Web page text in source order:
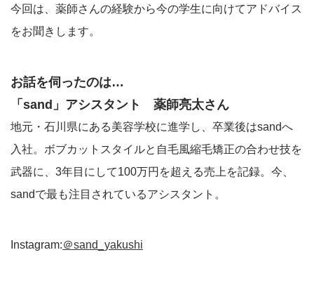
今回は、薬師さんの経験から今の学生に向けてアドバイス
をお聞きします。
お話を伺ったのは…
「sand」アシスタント 薬師亮太さん
地元・石川県にある美容学校に進学し、卒業後はsandへ
入社。ボブカットスタイルと自毛風縮毛矯正の合わせ技を
武器に、3年目にして100万円を超える売上を記録。今、
sandで最も注目されているアシスタント。
Instagram:＠sand_yakushi